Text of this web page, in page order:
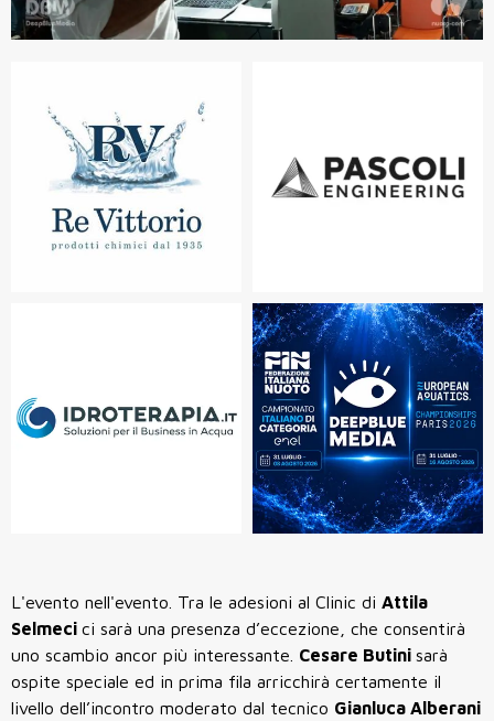
L'evento nell'evento. Tra le adesioni al Clinic di Attila
Selmeci ci sarà una presenza d’eccezione, che consentirà
uno scambio ancor più interessante. Cesare Butini sarà
ospite speciale ed in prima fila arricchirà certamente il
livello dell’incontro moderato dal tecnico Gianluca Alberani